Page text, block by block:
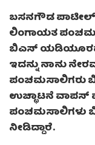
ಬಸನಗೌಡ ಪಾಟೀಲ್
ಲಿಂಗಾಯತ
ಬಿಎಸ್‌ ಯಡಿಯೂರಪ್ಪ
ಇದನ್ನು ನಾನು
ಪಂಚಮಸಾಲಿಗರು
ಉಚ್ಛಾಟನೆ ವಾಪಸ್
ಪಂಚಮಸಾಲಿಗಳು
ನೀಡಿದ್ದಾರೆ.